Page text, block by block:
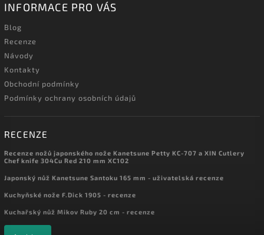
INFORMACE PRO VÁS
Blog
Recenze
Návody
Kontakty
Obchodní podmínky
Podmínky ochrany osobních údajů
RECENZE
Recenze nožů japonského nože Kanetsune Petty KC-707 a XIN Cutlery
Chef knife 304Cu Red 210 mm XC102
Japonský nůž Kanetsune Santoku 165 mm - uživatelská recenze
Kuchyňské nože F.Dick 1905 - recenze
Kuchařský nůž Mikov Ruby 20 cm - recenze